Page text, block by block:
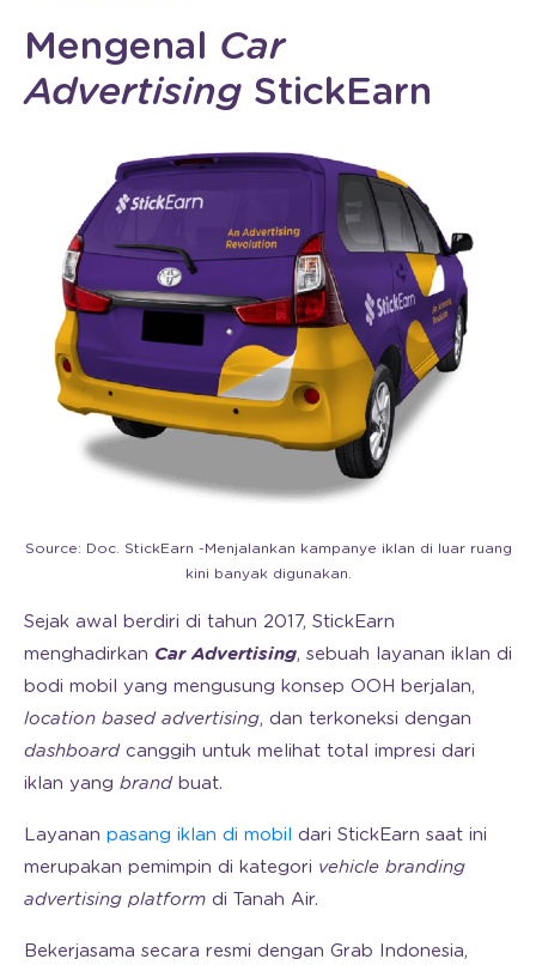
Mengenal Car
Advertising StickEarn
Source: Doc. StickEarn -Menjalankan kampanye iklan di luar ruang
kini banyak digunakan.
Sejak awal berdiri di tahun 2017, StickEarn
menghadirkan Car Advertising, sebuah layanan iklan di
bodi mobil yang mengusung konsep OOH berjalan,
location based advertising, dan terkoneksi dengan
dashboard canggih untuk melihat total impresi dari
iklan yang brand buat.
Layanan pasang iklan di mobil dari StickEarn saat ini
merupakan pemimpin di kategori vehicle branding
advertising platform di Tanah Air.
Bekerjasama secara resmi dengan Grab Indonesia,